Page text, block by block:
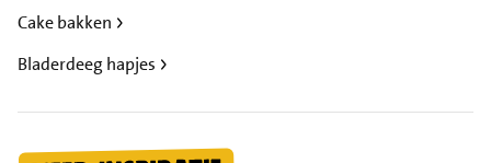
Cake bakken
Bladerdeeg hapjes